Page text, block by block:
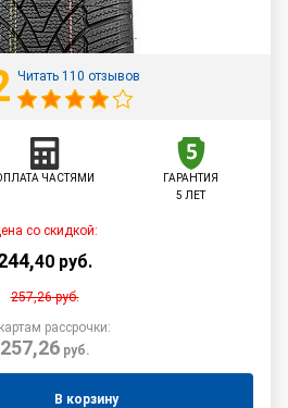
Читать 110 отзывов
ЧАСТЯМИ
ГАРАНТИЯ
5 ЛЕТ
со скидкой:
,40 руб.
257,26руб.
рассрочки:
257,26руб.
В корзину